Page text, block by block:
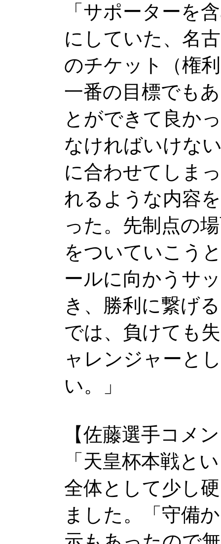
「サポーターを
にしていた、名
のチケット（権
一番の目標でも
とができて良か
なければいけな
に合わせてしま
れるような内容
った。先制点の
をついていこう
ールに向かうサ
き、勝利に繋げ
では、負けても
ャレンジャーと
い。」
【佐藤選手コメ
「天皇杯本戦と
全体として少し
ました。「守備